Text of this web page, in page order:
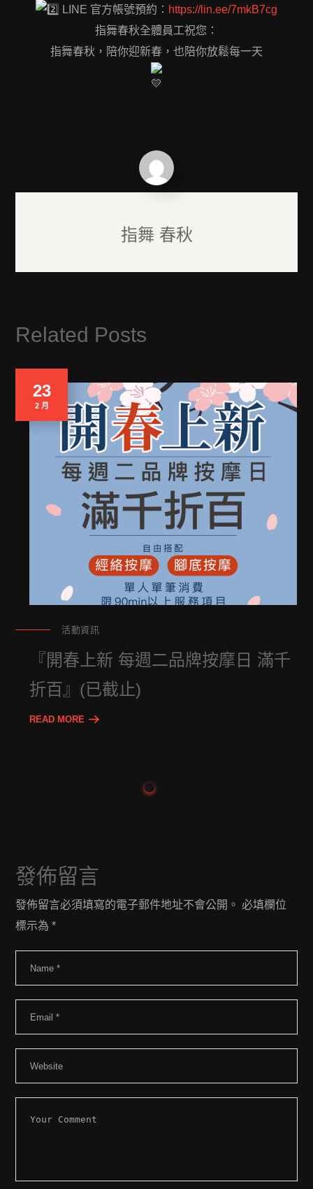
LINE 官方帳號預約： https://lin.ee/7mkB7cg
指舞春秋全體員工祝您：
指舞春秋，陪你迎新春，也陪你放鬆每一天
指舞 春秋
Related Posts
23
2 月
活動資訊
『開春上新 每週二品牌按摩日 滿千
折百』(已截止)
READ MORE
發佈留言
發佈留言必須填寫的電子郵件地址不會公開。 必填欄位
標示為*